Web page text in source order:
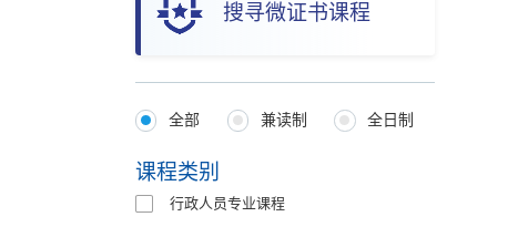
搜寻微证书课程
Programmes
Type
全部 兼读制 全日制
课程类别
行政人员专业课程